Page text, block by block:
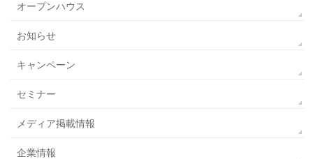
オープンハウス
お知らせ
キャンペーン
セミナー
メディア掲載情報
企業情報